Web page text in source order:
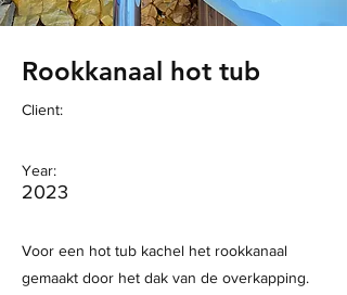
Rookkanaal hot tub
Client:
Year:
2023
Voor een hot tub kachel het rookkanaal
gemaakt door het dak van de overkapping.